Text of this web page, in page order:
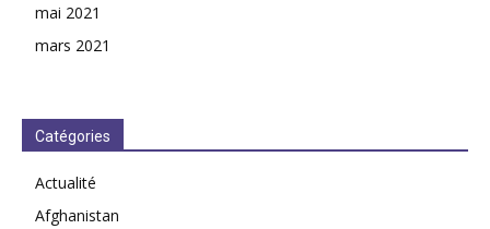
mai 2021
mars 2021
Catégories
Actualité
Afghanistan